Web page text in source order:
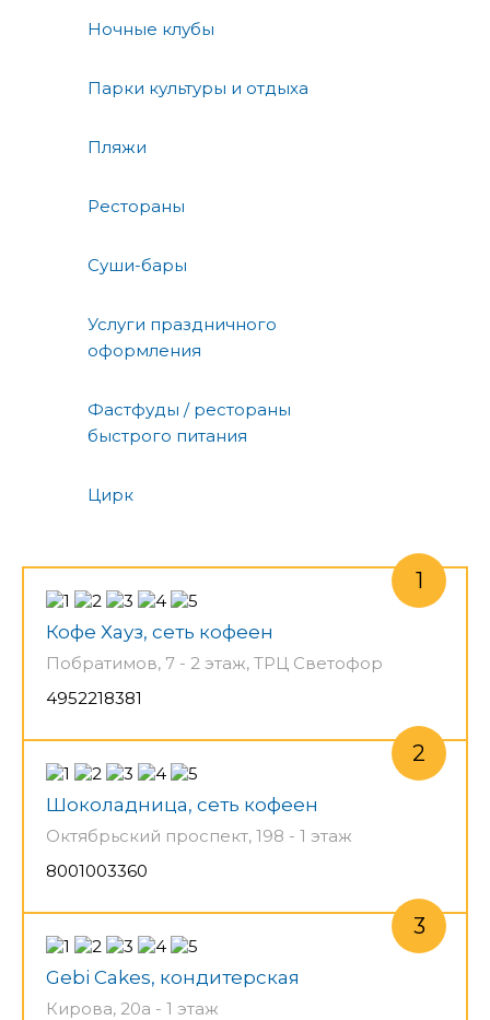
Ночные клубы
Парки культуры и отдыха
Пляжи
Рестораны
Суши-бары
Услуги праздничного
оформления
Фастфуды / рестораны
быстрого питания
Цирк
Кофе Хауз, сеть кофеен
Побратимов, 7 - 2 этаж, ТРЦ Светофор
4952218381
Шоколадница, сеть кофеен
Октябрьский проспект, 198 - 1 этаж
8001003360
Gebi Cakes, кондитерская
Кирова, 20а - 1 этаж